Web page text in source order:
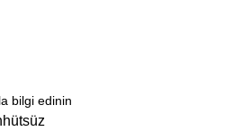
bilgi edinin